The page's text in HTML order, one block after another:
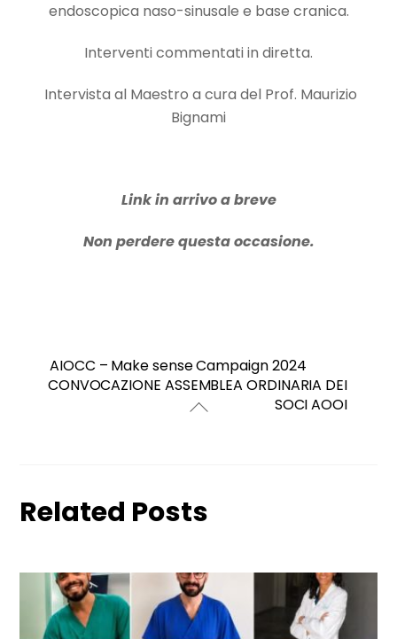
endoscopica naso-sinusale e base cranica.
Interventi commentati in diretta.
Intervista al Maestro a cura del Prof. Maurizio
Bignami
Link in arrivo a breve
Non perdere questa occasione.
AIOCC – Make sense Campaign 2024
CONVOCAZIONE ASSEMBLEA ORDINARIA DEI
SOCI AOOI
Related Posts